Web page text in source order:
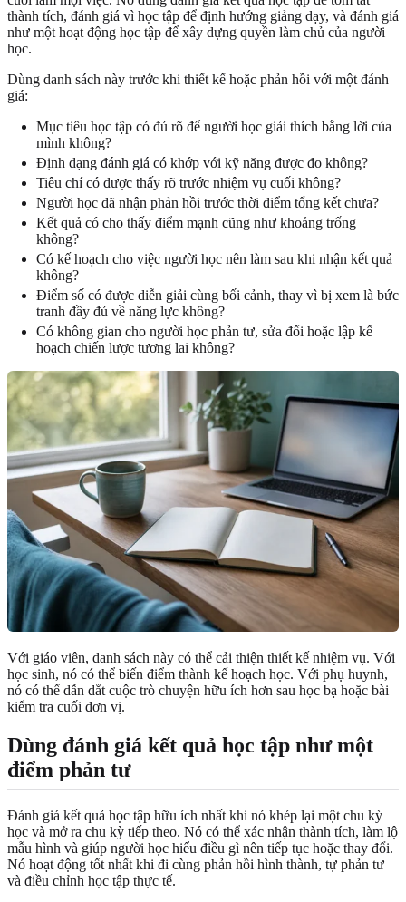
thành tích, đánh giá vì học tập để định hướng giảng dạy, và đánh giá
như một hoạt động học tập để xây dựng quyền làm chủ của người
học.
Dùng danh sách này trước khi thiết kế hoặc phản hồi với một đánh
giá:
Mục tiêu học tập có đủ rõ để người học giải thích bằng lời của
mình không?
Định dạng đánh giá có khớp với kỹ năng được đo không?
Tiêu chí có được thấy rõ trước nhiệm vụ cuối không?
Người học đã nhận phản hồi trước thời điểm tổng kết chưa?
Kết quả có cho thấy điểm mạnh cũng như khoảng trống
không?
Có kế hoạch cho việc người học nên làm sau khi nhận kết quả
không?
Điểm số có được diễn giải cùng bối cảnh, thay vì bị xem là bức
tranh đầy đủ về năng lực không?
Có không gian cho người học phản tư, sửa đổi hoặc lập kế
hoạch chiến lược tương lai không?
Với giáo viên, danh sách này có thể cải thiện thiết kế nhiệm vụ. Với
học sinh, nó có thể biến điểm thành kế hoạch học. Với phụ huynh,
nó có thể dẫn dắt cuộc trò chuyện hữu ích hơn sau học bạ hoặc bài
kiểm tra cuối đơn vị.
Dùng đánh giá kết quả học tập như một
điểm phản tư
Đánh giá kết quả học tập hữu ích nhất khi nó khép lại một chu kỳ
học và mở ra chu kỳ tiếp theo. Nó có thể xác nhận thành tích, làm lộ
mẫu hình và giúp người học hiểu điều gì nên tiếp tục hoặc thay đổi.
Nó hoạt động tốt nhất khi đi cùng phản hồi hình thành, tự phản tư
và điều chỉnh học tập thực tế.